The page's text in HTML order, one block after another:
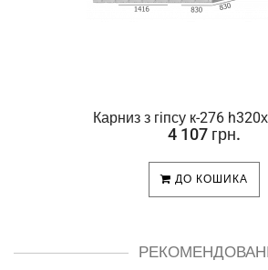
Карниз з гіпсу к-276
4 107 грн.
ДО КОШИКА
РЕКОМЕНДОВАНІ